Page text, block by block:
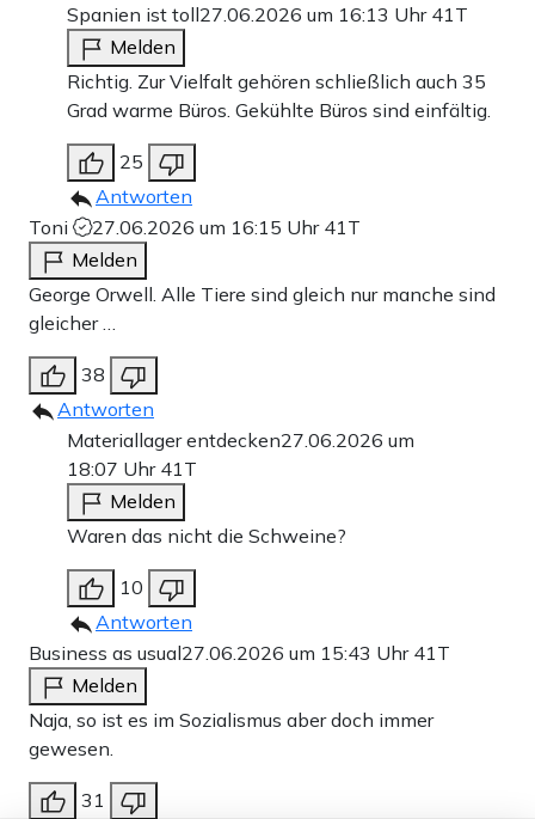
Spanien ist toll27.06.2026 um 16:13 Uhr 41T
Melden
Richtig. Zur Vielfalt gehören schließlich auch 35
Grad warme Büros. Gekühlte Büros sind einfältig.
25
Antworten
Toni
27.06.2026 um 16:15 Uhr 41T
Melden
George Orwell. Alle Tiere sind gleich nur manche sind
gleicher …
38
Antworten
Materiallager entdecken27.06.2026 um
18:07 Uhr 41T
Melden
Waren das nicht die Schweine?
10
Antworten
Business as usual27.06.2026 um 15:43 Uhr 41T
Melden
Naja, so ist es im Sozialismus aber doch immer
gewesen.
31